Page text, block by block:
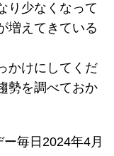
り少なくなって
増えてきている
かけにしてくだ
勢を調べておか
毎日2024年4月